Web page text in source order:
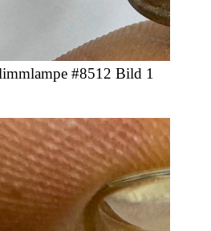
#8512 Bild 1